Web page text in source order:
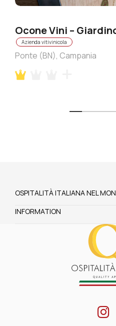
Ocone Vini –
Azienda vitivinicola
Ponte (BN), Campania
OSPITALITÀ ITALIANA NEL
INFORMATION